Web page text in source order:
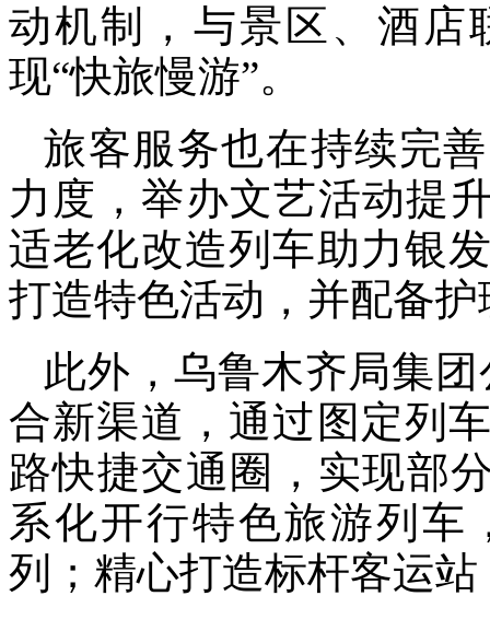
动机制，与景区、酒店
现“快旅慢游”。
旅客服务也在持续完
力度，举办文艺活动提
适老化改造列车助力银
打造特色活动，并配备
此外，乌鲁木齐局集
合新渠道，通过图定列
路快捷交通圈，实现部
系化开行特色旅游列车
列；精心打造标杆客运